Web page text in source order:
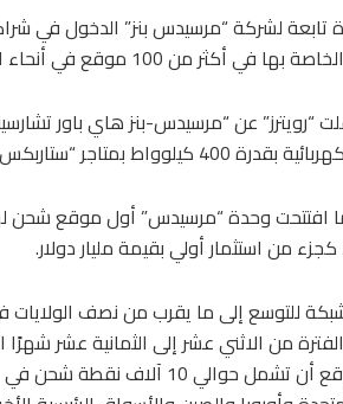
تابعة لشركة “مرسيدس بنز” الدخول في
أكثر من 100 موقع في أنحاء الولايات المتحدة.
“رويترز” عن “مرسيدس-بنز هاي باور
على طول أحد الطرق السريعة بالولايات المتحدة.
افتتحت وحدة “مرسيدس” أول موقع شحن
للتوسع إلى ما يقرب من نصف الولايات
من الاثني عشر إلى الثمانية عشر شهرًا
ومن المتوقع أن تشمل حوالي 10 آلاف نقطة شحن في